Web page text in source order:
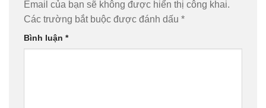
Email của bạn sẽ không được hiển thị công khai.
Các trường bắt buộc được đánh dấu *
Bình luận *